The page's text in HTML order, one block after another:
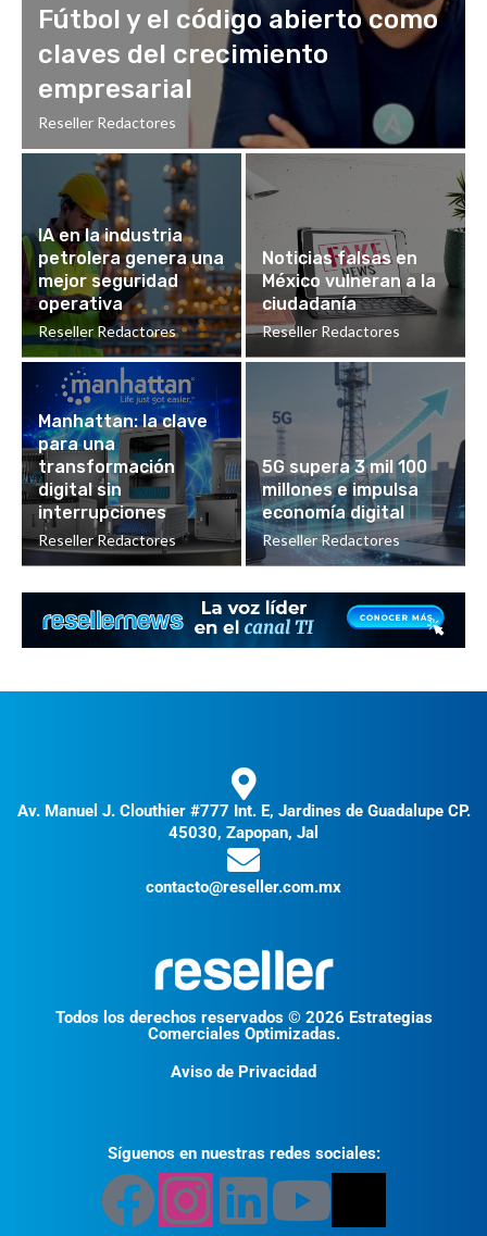
Fútbol y el código abierto como
claves del crecimiento
empresarial
Reseller Redactores
IA en la industria
petrolera genera una
mejor seguridad
operativa
Reseller Redactores
Noticias falsas en
México vulneran a la
ciudadanía
Reseller Redactores
Manhattan: la clave
para una
transformación
digital sin
interrupciones
Reseller Redactores
5G supera 3 mil 100
millones e impulsa
economía digital
Reseller Redactores
Av. Manuel J. Clouthier #777 Int. E, Jardines de Guadalupe CP.
45030, Zapopan, Jal
contacto@reseller.com.mx
Todos los derechos reservados © 2026 Estrategias
Comerciales Optimizadas.
Aviso de Privacidad
Síguenos en nuestras redes sociales: